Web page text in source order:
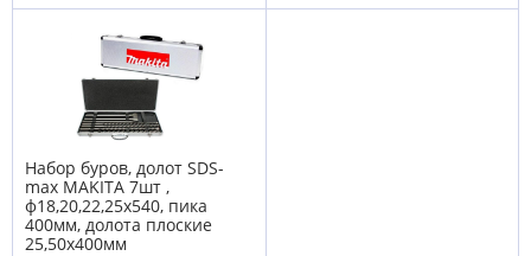
Набор буров, долот SDS-
max MAKITA 7шт ,
ф18,20,22,25х540, пика
400мм, долота плоские
25,50х400мм